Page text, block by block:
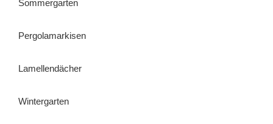
Sommergarten
Pergolamarkisen
Lamellendächer
Wintergarten